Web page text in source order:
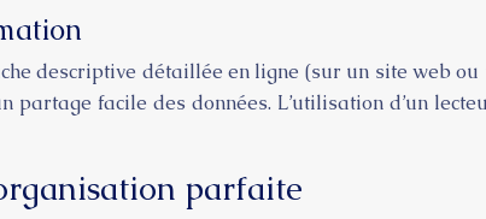
descriptive détaillée en ligne (sur un site web
facile des données. L’utilisation d’un
parfaite